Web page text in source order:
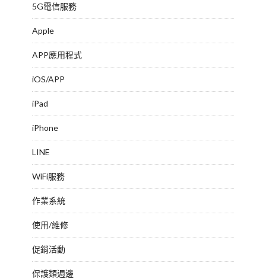
5G電信服務
Apple
APP應用程式
iOS/APP
iPad
iPhone
LINE
WiFi服務
作業系統
使用/維修
促銷活動
保護類週邊